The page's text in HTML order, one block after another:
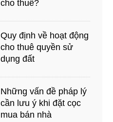
cho thuê?
Quy định về hoạt động
cho thuê quyền sử
dụng đất
Những vấn đề pháp lý
cần lưu ý khi đặt cọc
mua bán nhà